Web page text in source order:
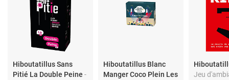
Hiboutatillus Sans
Pitié La Double Peine -
Hiboutatillus Blanc
Manger Coco Plein Les
Jeu